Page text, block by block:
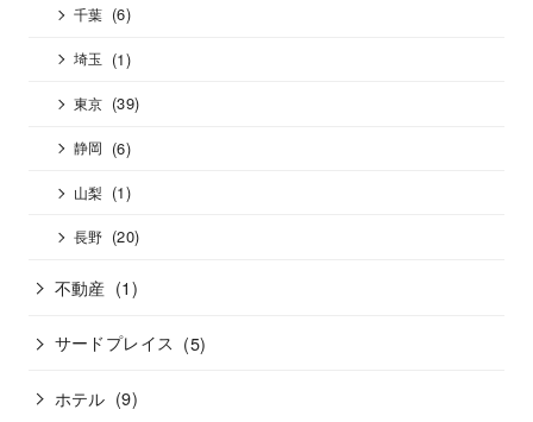
千葉 (6)
埼玉 (1)
東京 (39)
静岡 (6)
山梨 (1)
長野 (20)
不動産 (1)
サードプレイス (5)
ホテル (9)